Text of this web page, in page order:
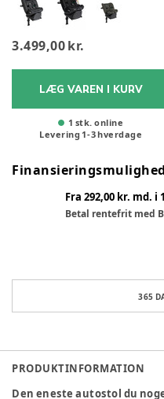
3.499,00 kr.
LÆG VAREN I KURV
1 stk. online
Levering 1-3hverdage
Fra 292,00 kr. md. i
Betal rentefrit med
365
PRODUKTINFORMATION
Den eneste autostol du